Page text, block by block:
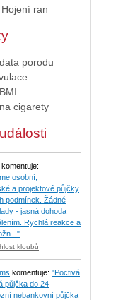
ran
porodu
cigarety
osobní,
a projektové půjčky
podmínek. Žádné
- jasná dohoda
Rychlá reakce a
kloubů
komentuje: "Poctivá
půjčka do 24
nebankovní půjčka